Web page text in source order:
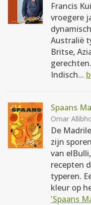
Francis
vroegere
Australië
Britse,
Indisch...
Spaans
Omar
De
zijn
van
recepten
typeren.
kleur op
'Spaans